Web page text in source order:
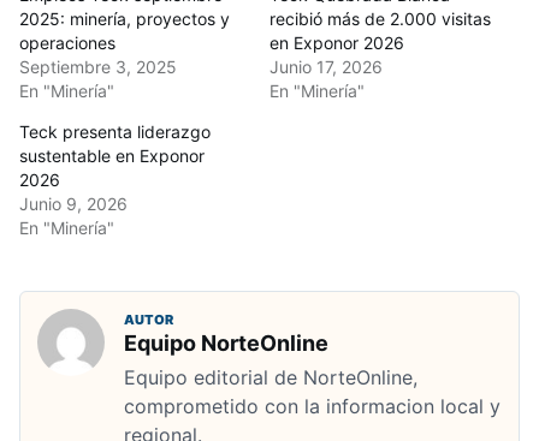
2025: minería, proyectos y
operaciones
Septiembre 3, 2025
En "Minería"
recibió más de 2.000 visitas
en Exponor 2026
Junio 17, 2026
En "Minería"
Teck presenta liderazgo
sustentable en Exponor
2026
Junio 9, 2026
En "Minería"
AUTOR
Equipo NorteOnline
Equipo editorial de NorteOnline,
comprometido con la informacion local y
regional.